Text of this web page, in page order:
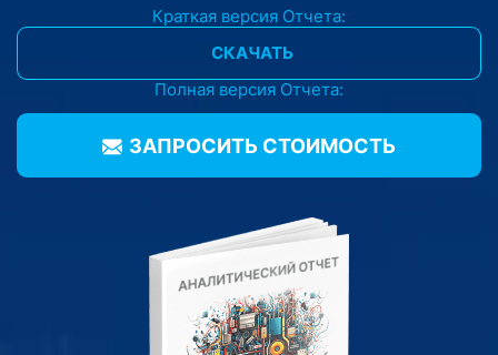
Краткая версия Отчета:
СКАЧАТЬ
Полная версия Отчета:
ЗАПРОСИТЬ CТОИМОСТЬ